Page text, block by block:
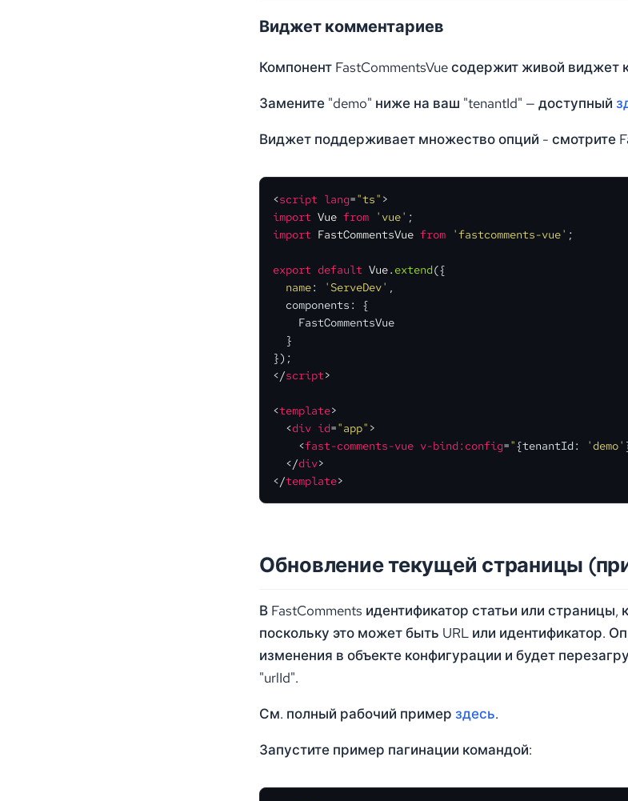
Виджет комментариев
Компонент FastCommentsVue содержит живой виджет
Замените "demo" ниже на ваш "tenantId" — доступный
Виджет поддерживает множество опций - смотрите
<script lang="ts" >
import Vue from 'vue'
import FastCommentsVue from 'fastcomments-vue' ;
export default Vue. extend({
name: 'ServeDev'
  components: {
    FastCommentsVue
  }
</script>
<template>
<div id="app" >
<fast-comments-vue v-bind:config="{tenantId: 'demo'
</div>
</template>
Обновление текущей страницы
В FastComments идентификатор статьи или
поскольку это может быть URL или идентификатор.
изменения в объекте конфигурации и будет
"urlId".
См. полный рабочий пример здесь.
Запустите пример пагинации командой: